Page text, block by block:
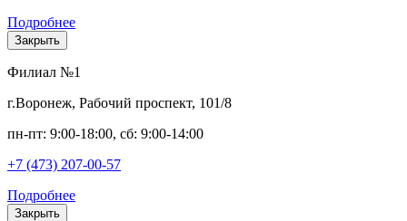
Подробнее
Закрыть
Филиал №1
г.Воронеж, Рабочий проспект, 101/8
пн-пт: 9:00-18:00, сб: 9:00-14:00
+7 (473) 207-00-57
Подробнее
Закрыть